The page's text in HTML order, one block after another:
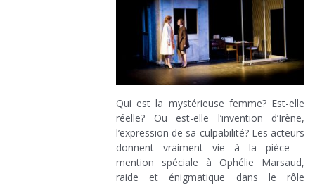
Qui est la mystérieuse femme? Est-elle
réelle? Ou est-elle l’invention d’Irène,
l’expression de sa culpabilité? Les acteurs
donnent vraiment vie à la pièce –
mention spéciale à Ophélie Marsaud,
raide et énigmatique dans le rôle